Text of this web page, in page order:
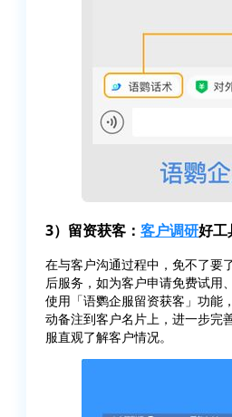
3）留资获客： 客户调研好工
在与客户沟通过程中，免不了要
后服务，如为客户申请免费试用
使用「语鹦企服留资获客」功能
动备注到客户名片上，进一步完
服直观了解客户情况。